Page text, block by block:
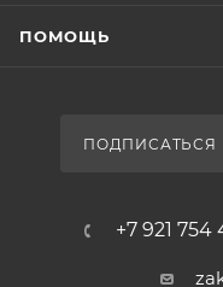
ПОМОЩЬ
ПОДПИСАТЬСЯ
+7 921 754